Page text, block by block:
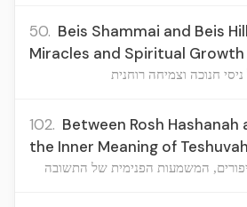
50. Beis Shammai and Beis
Miracles and Spiritual Growth
חנוכה וצמיחה רוחנית
102. Between Rosh Hashanah
the Inner Meaning of Teshuvah
המשמעות הפנימית של התשובה